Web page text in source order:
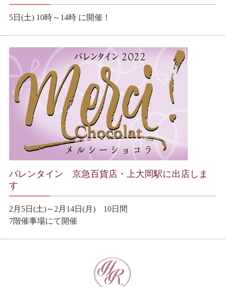
5日(土) 10時～14時 に開催！
バレンタイン 京急百貨店・上大岡駅に出店しま
す
2月5日(土)～2月14日(月) 10日間
7階催事場にて開催